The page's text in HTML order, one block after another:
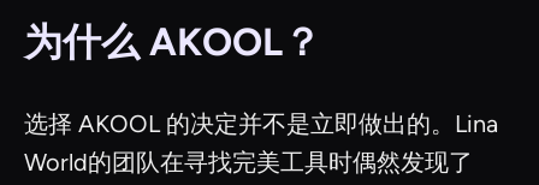
为什么 AKOOL？
选择 AKOOL 的决定并不是立即做出的。Lina
World的团队在寻找完美工具时偶然发现了